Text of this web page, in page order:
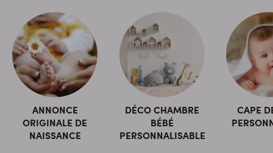
ANNONCE
ORIGINALE DE
NAISSANCE
DÉCO CHAMBRE
BÉBÉ
PERSONNALISABLE
CAPE